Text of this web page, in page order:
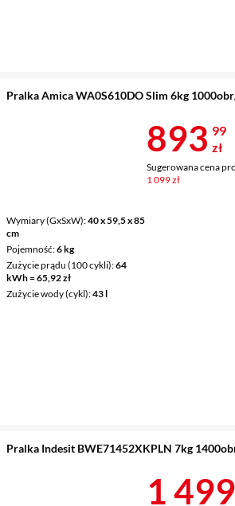
Pralka Amica WA0S610DO Slim 6kg
Wymiary (GxSxW) 40 x 59,5 x 85
cm
Pojemność 6 kg
Zużycie prądu (100 cykli) 64
kWh = 65,92 zł
Zużycie wody (cykl) 43 l
893 99
zł
Sugerowana cena
1 099 zł
Pralka Indesit BWE71452XKPLN 7kg
1 499